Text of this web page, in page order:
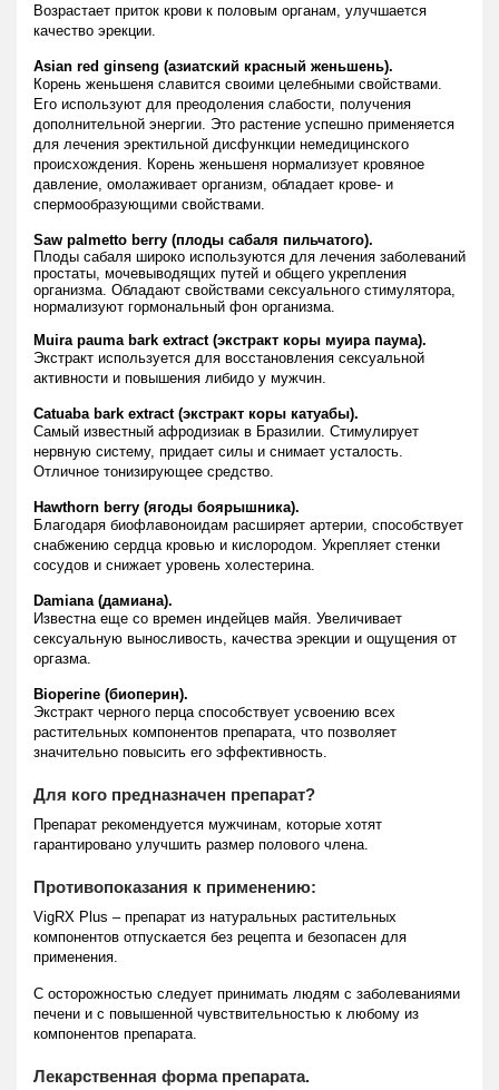
Возрастает приток крови к половым органам, улучшается
качество эрекции.
Asian red ginseng (азиатский красный женьшень).
Корень женьшеня славится своими целебными свойствами.
Его используют для преодоления слабости, получения
дополнительной энергии. Это растение успешно применяется
для лечения эректильной дисфункции немедицинского
происхождения. Корень женьшеня нормализует кровяное
давление, омолаживает организм, обладает крове- и
спермообразующими свойствами.
Saw palmetto berry (плоды сабаля пильчатого).
Плоды сабаля широко используются для лечения заболеваний
простаты, мочевыводящих путей и общего укрепления
организма. Обладают свойствами сексуального стимулятора,
нормализуют гормональный фон организма.
Muira pauma bark extract (экстракт коры муира паума).
Экстракт используется для восстановления сексуальной
активности и повышения либидо у мужчин.
Catuaba bark extract (экстракт коры катуабы).
Самый известный афродизиак в Бразилии. Стимулирует
нервную систему, придает силы и снимает усталость.
Отличное тонизирующее средство.
Hawthorn berry (ягоды боярышника).
Благодаря биофлавоноидам расширяет артерии, способствует
снабжению сердца кровью и кислородом. Укрепляет стенки
сосудов и снижает уровень холестерина.
Damiana (дамиана).
Известна еще со времен индейцев майя. Увеличивает
сексуальную выносливость, качества эрекции и ощущения от
оргазма.
Bioperine (биоперин).
Экстракт черного перца способствует усвоению всех
растительных компонентов препарата, что позволяет
значительно повысить его эффективность.
Для кого предназначен препарат?
Препарат рекомендуется мужчинам, которые хотят
гарантировано улучшить размер полового члена.
Противопоказания к применению:
VigRX Plus – препарат из натуральных растительных
компонентов отпускается без рецепта и безопасен для
применения.
С осторожностью следует принимать людям с заболеваниями
печени и с повышенной чувствительностью к любому из
компонентов препарата.
Лекарственная форма препарата.